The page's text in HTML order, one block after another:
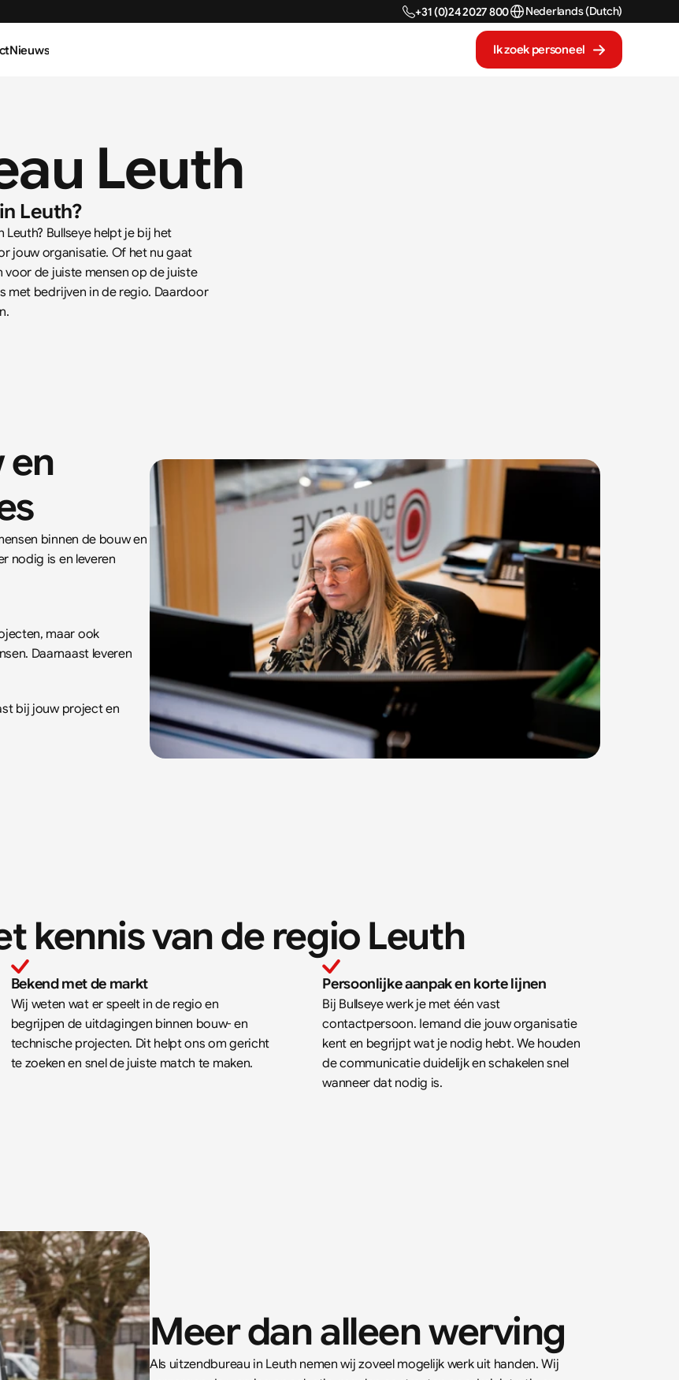
Leuth
Leuth?
Bullseye helpt je bij het
jouw organisatie. Of het nu gaat
de juiste mensen op de juiste
met bedrijven in de regio. Daardoor
en
binnen de bouw en
nodig is en leveren
maar ook
Daarnaast leveren
bij jouw project en
kennis van de regio Leuth
Bekend met de markt
Wij weten wat er speelt in de regio en
begrijpen de uitdagingen binnen bouw- en
technische projecten. Dit helpt ons om gericht
te zoeken en snel de juiste match te maken.
Persoonlijke aanpak en korte lijnen
Bij Bullseye werk je met één vast
contactpersoon. Iemand die jouw organisatie
kent en begrijpt wat je nodig hebt. We houden
de communicatie duidelijk en schakelen snel
wanneer dat nodig is.
Meer dan alleen werving
Als uitzendbureau in Leuth nemen wij zoveel mogelijk werk uit handen. Wij
+31 (0)24 2027 800Select Language
Nederlands (Dutch)
Nieuws Ik zoek personeel